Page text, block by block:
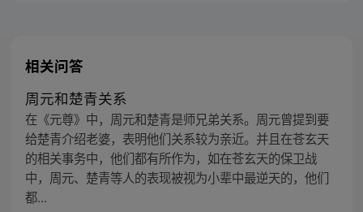
相关问答
周元和楚青关系
在《元尊》中，周元和楚青是师兄弟关系。周元曾提到要
给楚青介绍老婆，表明他们关系较为亲近。并且在苍玄天
的相关事务中，他们都有所作为，如在苍玄天的保卫战
中，周元、楚青等人的表现被视为小辈中最逆天的，他们
都...